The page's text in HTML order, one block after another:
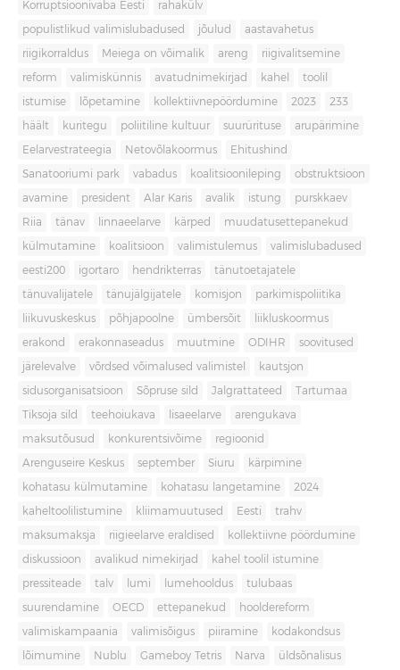
Korruptsioonivaba Eesti rahakülv
populistlikud valimislubadused jõulud aastavahetus
riigikorraldus Meiega on võimalik areng riigivalitsemine
reform valimiskünnis avatudnimekirjad kahel toolil
istumise lõpetamine kollektiivnepöördumine 2023 233
häält kuritegu poliitiline kultuur suurürituse arupärimine
Eelarvestrateegia Netovõlakoormus Ehitushind
Sanatooriumi park vabadus koalitsioonileping obstruktsioon
avamine president Alar Karis avalik istung purskkaev
Riia tänav linnaeelarve kärped muudatusettepanekud
külmutamine koalitsioon valimistulemus valimislubadused
eesti200 igortaro hendrikterras tänutoetajatele
tänuvalijatele tänujälgijatele komisjon parkimispoliitika
liikuvuskeskus põhjapoolne ümbersõit liikluskoormus
erakond erakonnaseadus muutmine ODIHR soovitused
järelevalve võrdsed võimalused valimistel kautsjon
sidusorganisatsioon Sõpruse sild Jalgrattateed Tartumaa
Tiksoja sild teehoiukava lisaeelarve arengukava
maksutõusud konkurentsivõime regioonid
Arenguseire Keskus september Siuru kärpimine
kohatasu külmutamine kohatasu langetamine 2024
kaheltoolilistumine kliimamuutused Eesti trahv
maksumaksja riigieelarve eraldised kollektiivne pöördumine
diskussioon avalikud nimekirjad kahel toolil istumine
pressiteade talv lumi lumehooldus tulubaas
suurendamine OECD ettepanekud hooldereform
valimiskampaania valimisõigus piiramine kodakondsus
lõimumine Nublu Gameboy Tetris Narva üldsõnalisus